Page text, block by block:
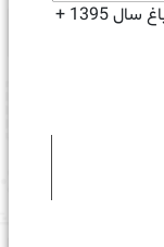
نقشه شیپ فایل بلوک آماری شهر چهارباغ سال 1395 +